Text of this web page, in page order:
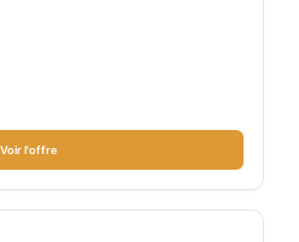
Voir l'offre